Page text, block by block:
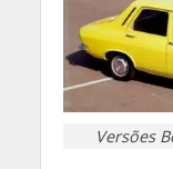
Versões